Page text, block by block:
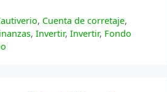
, Cuenta de corretaje,
, Invertir, Invertir, Fondo